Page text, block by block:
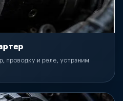
проводку и реле, устраним